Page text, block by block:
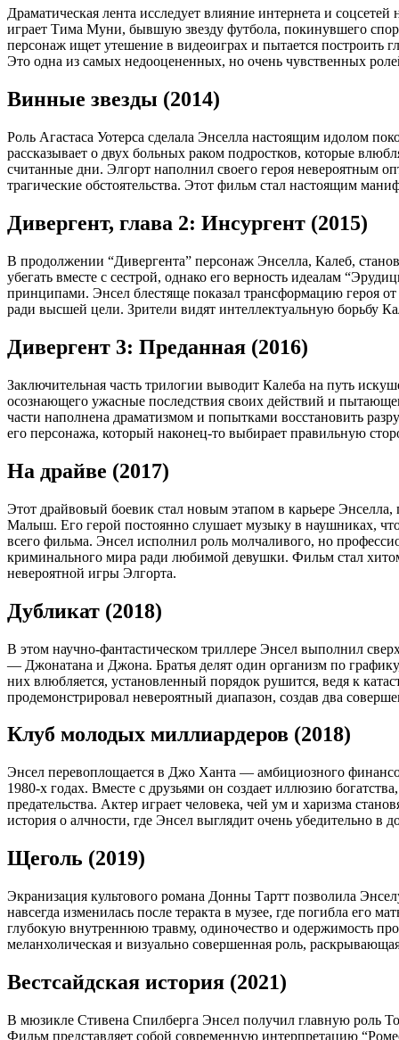
Драматическая лента исследует влияние интернета и
играет Тима Муни, бывшую звезду футбола, покинувшего
персонаж ищет утешение в видеоиграх и пытается построить
Это одна из самых недооцененных, но очень чувственных
Винные звезды (2014)
Роль Агастаса Уотерса сделала Энселла настоящим идолом
рассказывает о двух больных раком подростков, которые
считанные дни. Элгорт наполнил своего героя невероятным
трагические обстоятельства. Этот фильм стал настоящим
Дивергент, глава 2: Инсургент (2015)
В продолжении “Дивергента” персонаж Энселла, Калеб,
убегать вместе с сестрой, однако его верность идеалам
принципами. Энсел блестяще показал трансформацию героя
ради высшей цели. Зрители видят интеллектуальную борьбу
Дивергент 3: Преданная (2016)
Заключительная часть трилогии выводит Калеба на путь
осознающего ужасные последствия своих действий и
части наполнена драматизмом и попытками восстановить
его персонажа, который наконец-то выбирает правильную
На драйве (2017)
Этот драйвовый боевик стал новым этапом в карьере Энселла,
Малыш. Его герой постоянно слушает музыку в наушниках,
всего фильма. Энсел исполнил роль молчаливого, но
криминального мира ради любимой девушки. Фильм стал
невероятной игры Элгорта.
Дубликат (2018)
В этом научно-фантастическом триллере Энсел выполнил
— Джонатана и Джона. Братья делят один организм по
них влюбляется, установленный порядок рушится, ведя к
продемонстрировал невероятный диапазон, создав два
Клуб молодых миллиардеров (2018)
Энсел перевоплощается в Джо Ханта — амбициозного
1980-х годах. Вместе с друзьями он создает иллюзию
предательства. Актер играет человека, чей ум и харизма
история о алчности, где Энсел выглядит очень убедительно в
Щеголь (2019)
Экранизация культового романа Донны Тартт позволила
навсегда изменилась после теракта в музее, где погибла его
глубокую внутреннюю травму, одиночество и одержимость
меланхолическая и визуально совершенная роль,
Вестсайдская история (2021)
В мюзикле Стивена Спилберга Энсел получил главную роль
Фильм представляет собой современную интерпретацию